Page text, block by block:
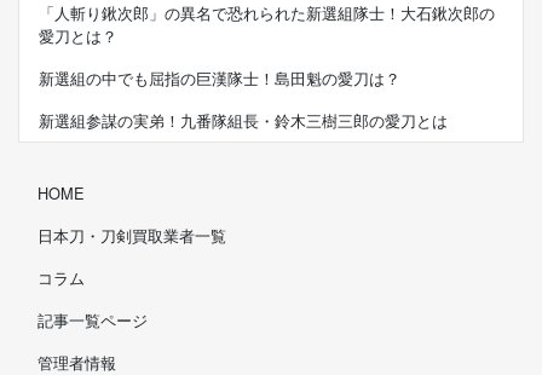
「人斬り鍬次郎」の異名で恐れられた新選組隊士！大石鍬次郎の
愛刀とは？
新選組の中でも屈指の巨漢隊士！島田魁の愛刀は？
新選組参謀の実弟！九番隊組長・鈴木三樹三郎の愛刀とは
HOME
日本刀・刀剣買取業者一覧
コラム
記事一覧ページ
管理者情報